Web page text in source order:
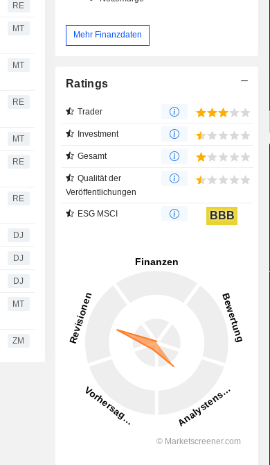
RE
MT
MT
RE
MT
RE
RE
DJ
DJ
DJ
MT
ZM
Mehr Finanzdaten
Ratings
Trader
Investment
Gesamt
Qualität der
Veröffentlichungen
ESG MSCI BBB